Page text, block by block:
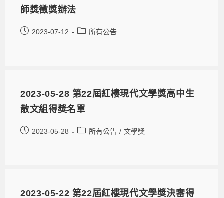
師獎徵獎辦法
2023-07-12 所有公告
2023-05-28 第22屆紅樓現代文學獎高中生
散文組得獎名單
2023-05-28 所有公告 / 文學獎
2023-05-22 第22屆紅樓現代文學獎決審得